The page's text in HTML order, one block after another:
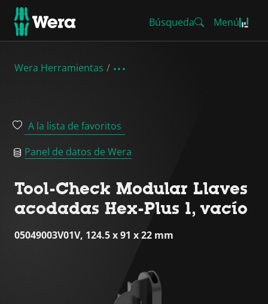
Búsqueda Menú
Wera Herramientas
A la lista de favoritos
Panel de datos de Wera
Tool-Check Modular Llaves
acodadas Hex-Plus 1, vacío
05049003V01V, 124.5 x 91 x 22 mm